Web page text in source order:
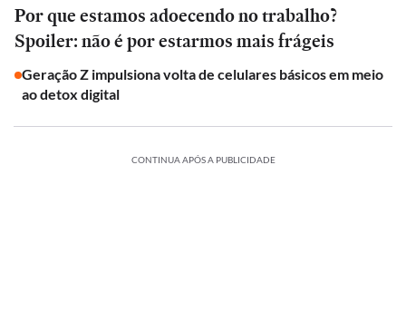
Por que estamos adoecendo no trabalho?
Spoiler: não é por estarmos mais frágeis
Geração Z impulsiona volta de celulares básicos em meio
ao detox digital
CONTINUA APÓS A PUBLICIDADE